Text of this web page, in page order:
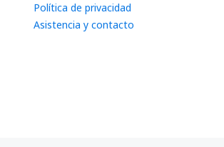
Política de privacidad
Asistencia y contacto